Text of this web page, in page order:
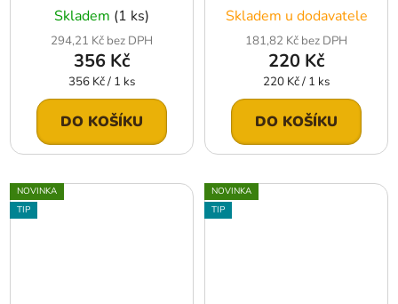
Skladem (1 ks)
294,21 Kč bez DPH
356 Kč
Měrná
cena:
356 Kč / 1 ks
DO KOŠÍKU
Skladem u dodavatele
181,82 Kč bez DPH
220 Kč
Měrná
cena:
220 Kč / 1 ks
DO KOŠÍKU
NOVINKA
TIP
NOVINKA
TIP